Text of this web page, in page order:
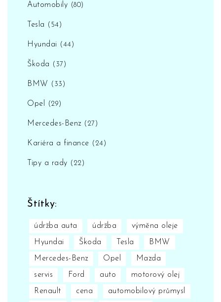
Automobily (80)
Tesla (54)
Hyundai (44)
Škoda (37)
BMW (33)
Opel (29)
Mercedes-Benz (27)
Kariéra a finance (24)
Tipy a rady (22)
Štítky:
údržba auta údržba výměna oleje
Hyundai Škoda Tesla BMW
Mercedes-Benz Opel Mazda
servis Ford auto motorový olej
Renault cena automobilový průmysl